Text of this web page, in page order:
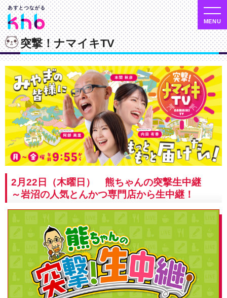
突撃！ナマイキTV
2月22日（木曜日） 熊ちゃんの突撃生中継
～岩沼の人気とんかつ専門店から生中継！